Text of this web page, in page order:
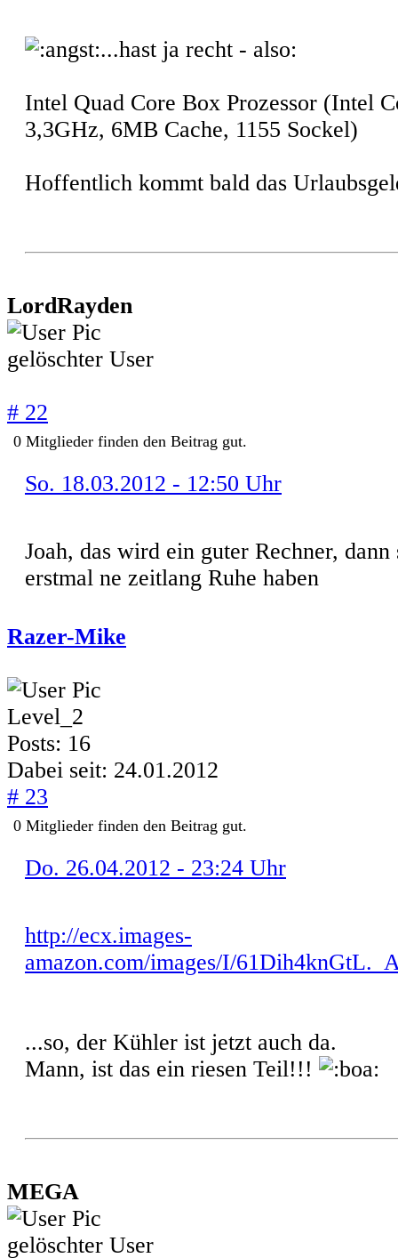
...hast ja recht - also:
Intel Quad Core Box Prozessor (Intel
3,3GHz, 6MB Cache, 1155 Sockel)
Hoffentlich kommt bald das
LordRayden
gelöschter User
# 22
0 Mitglieder finden den Beitrag gut.
So. 18.03.2012 - 12:50 Uhr
Joah, das wird ein guter Rechner, dann
erstmal ne zeitlang Ruhe haben
Razer-Mike
Level_2
Posts: 16
Dabei seit: 24.01.2012
# 23
0 Mitglieder finden den Beitrag gut.
Do. 26.04.2012 - 23:24 Uhr
http://ecx.images-
amazon.com/images/I/
...so, der Kühler ist jetzt auch da.
Mann, ist das ein riesen Teil!!!
MEGA
gelöschter User